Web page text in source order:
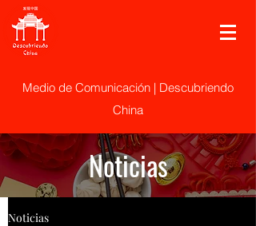
Medio de Comunicación | Descubriendo
China
Noticias
Noticias